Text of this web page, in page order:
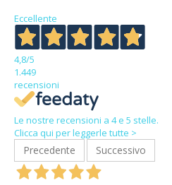
Eccellente
4,8/5
1.449
recensioni
Le nostre recensioni a 4 e 5 stelle.
Clicca qui per leggerle tutte >
Precedente Successivo